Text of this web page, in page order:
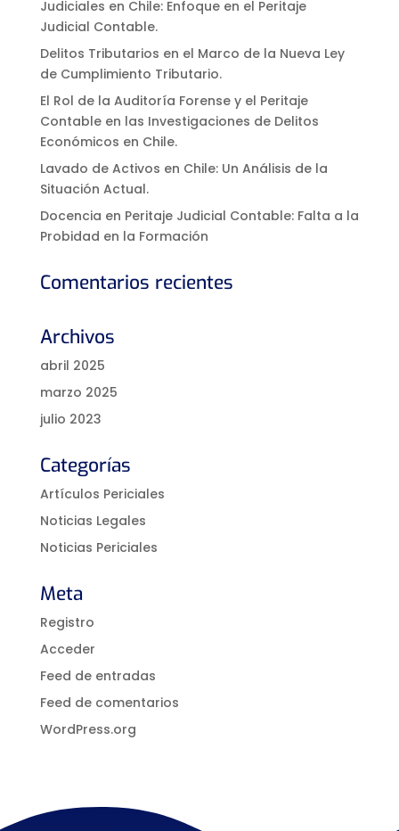
Judiciales en Chile: Enfoque en el Peritaje
Judicial Contable.
Delitos Tributarios en el Marco de la Nueva Ley
de Cumplimiento Tributario.
El Rol de la Auditoría Forense y el Peritaje
Contable en las Investigaciones de Delitos
Económicos en Chile.
Lavado de Activos en Chile: Un Análisis de la
Situación Actual.
Docencia en Peritaje Judicial Contable: Falta a la
Probidad en la Formación
Comentarios recientes
Archivos
abril 2025
marzo 2025
julio 2023
Categorías
Artículos Periciales
Noticias Legales
Noticias Periciales
Meta
Registro
Acceder
Feed de entradas
Feed de comentarios
WordPress.org